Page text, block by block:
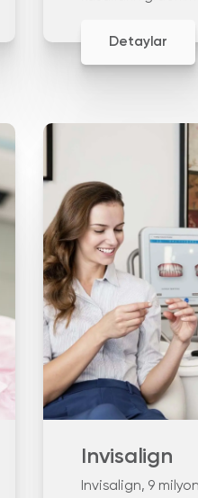
Detaylar
Invisalign
Invisalign, 9